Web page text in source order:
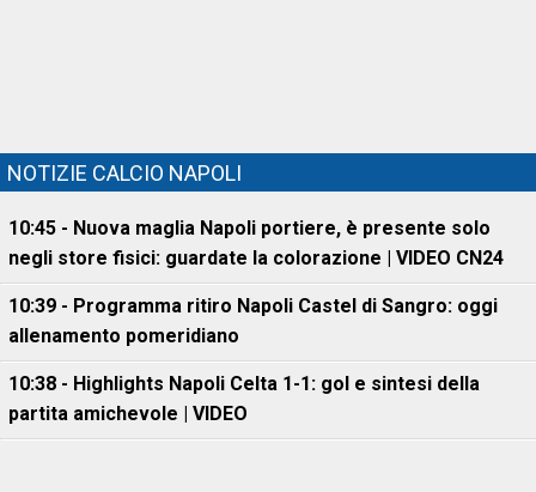
NOTIZIE CALCIO NAPOLI
10:45 - Nuova maglia Napoli portiere, è presente solo
negli store fisici: guardate la colorazione | VIDEO CN24
10:39 - Programma ritiro Napoli Castel di Sangro: oggi
allenamento pomeridiano
10:38 - Highlights Napoli Celta 1-1: gol e sintesi della
partita amichevole | VIDEO